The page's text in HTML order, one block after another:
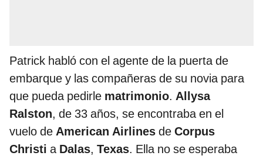
Patrick habló con el agente de la puerta de
embarque y las compañeras de su novia para
que pueda pedirle matrimonio. Allysa
Ralston, de 33 años, se encontraba en el
vuelo de American Airlines de Corpus
Christi a Dalas, Texas. Ella no se esperaba